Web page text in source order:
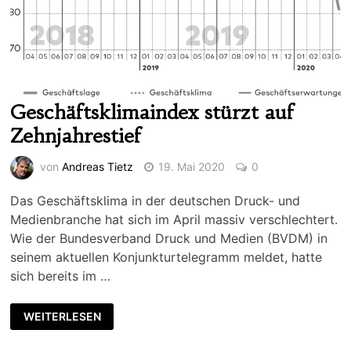
Geschäftsklimaindex stürzt auf
Zehnjahrestief
von Andreas Tietz 19. Mai 2020 0
Das Geschäftsklima in der deutschen Druck- und
Medienbranche hat sich im April massiv verschlechtert.
Wie der Bundesverband Druck und Medien (BVDM) in
seinem aktuellen Konjunkturtelegramm meldet, hatte
sich bereits im …
WEITERLESEN